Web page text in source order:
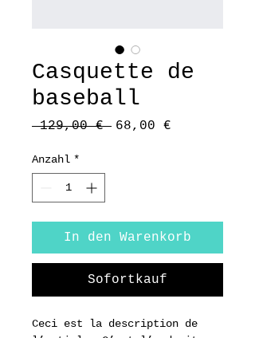
Casquette de
baseball
129,00 € Standardpreis
68,00 €
Anzahl *
In den Warenkorb
Sofortkauf
Ceci est la description de